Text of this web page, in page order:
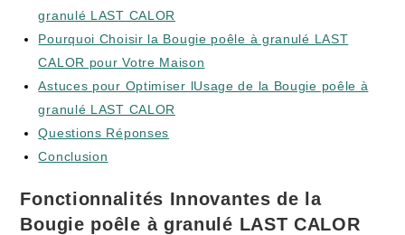
granulé LAST CALOR
Pourquoi Choisir la Bougie poêle à granulé LAST
CALOR pour Votre Maison
Astuces pour Optimiser lUsage de la Bougie poêle à
granulé LAST CALOR
Questions Réponses
Conclusion
Fonctionnalités Innovantes de la
Bougie poêle à granulé LAST CALOR